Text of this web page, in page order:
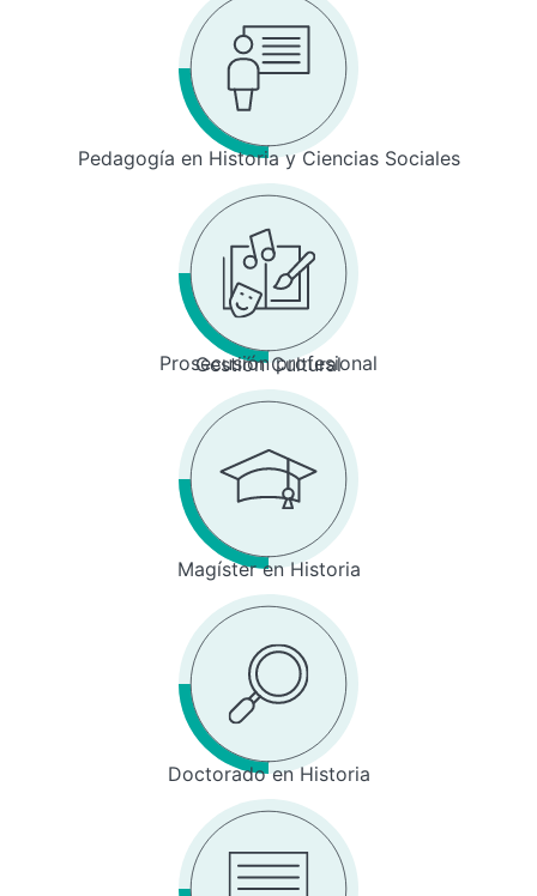
Pedagogía en Historia y Ciencias Sociales
Prosecusión profesional
Gestión Cultural
Magíster en Historia
Doctorado en Historia